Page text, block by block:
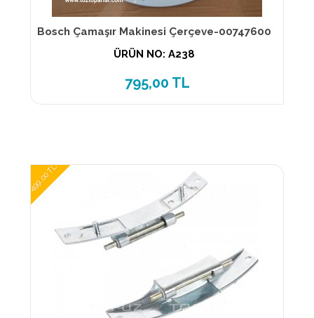
Bosch Çamaşır Makinesi Çerçeve-00747600
ÜRÜN NO: A238
795,00 TL
499,00 TL